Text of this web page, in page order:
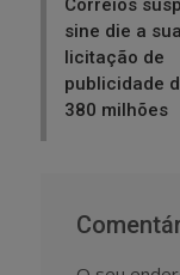
Correios
sine die a sua
licitação de
publicidade
380 milhões